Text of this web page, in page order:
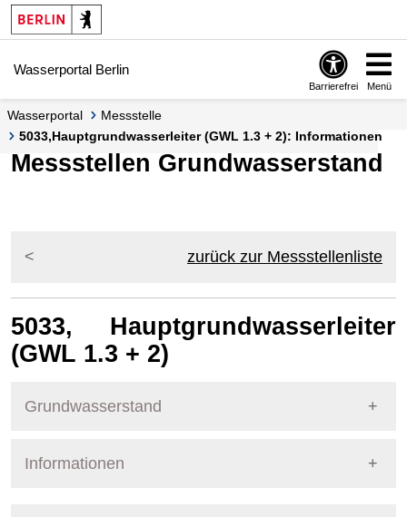
Springe zur Navigation
Springe zum Inhalt
Wasserportal Berlin
Barrierefrei Menü
Wasserportal
Messstelle
5033,Hauptgrundwasserleiter (GWL 1.3 + 2): Informationen
Messstellen Grundwasserstand
zurück zur Messstellenliste
5033, Hauptgrundwasserleiter
(GWL 1.3 + 2)
Grundwasserstand
Informationen